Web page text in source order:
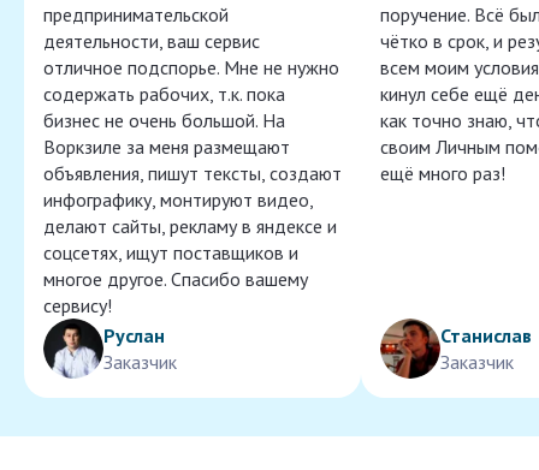
предпринимательской
деятельности, ваш сервис
отличное подспорье. Мне не нужно
содержать рабочих, т.к. пока
бизнес не очень большой. На
Воркзиле за меня размещают
объявления, пишут тексты, создают
инфографику, монтируют видео,
делают сайты, рекламу в яндексе и
соцсетях, ищут поставщиков и
многое другое. Спасибо вашему
сервису!
Руслан
Заказчик
поручение. Всё
чётко в срок, и
всем моим
кинул себе ещё
как точно знаю,
своим Личным
ещё много раз!
Станислав
Заказчик